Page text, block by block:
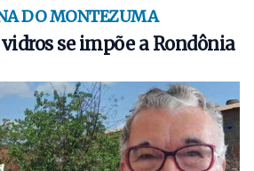
DO MONTEZUMA
se impõe a Rondônia